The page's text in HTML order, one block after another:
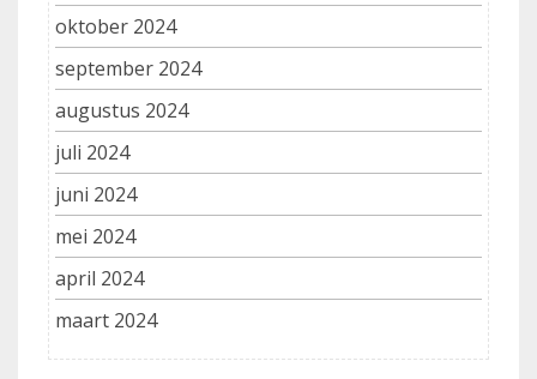
oktober 2024
september 2024
augustus 2024
juli 2024
juni 2024
mei 2024
april 2024
maart 2024